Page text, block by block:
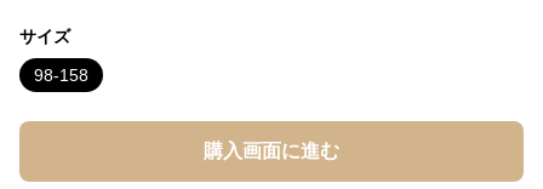
サイズ
98-158
購入画面に進む